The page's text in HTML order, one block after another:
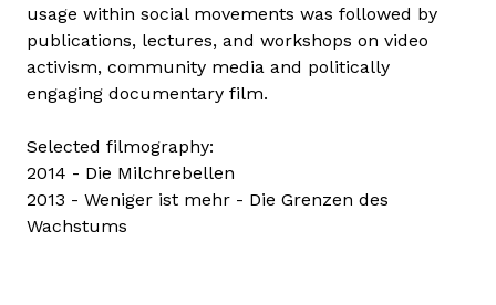
usage within social movements was followed by
publications, lectures, and workshops on video
activism, community media and politically
engaging documentary film.
Selected filmography:
2014 - Die Milchrebellen
2013 - Weniger ist mehr - Die Grenzen des
Wachstums